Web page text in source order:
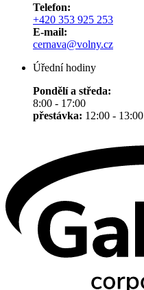
Telefon:
+420 353 925 253
E-mail:
cernava@volny.cz
Úřední hodiny
Pondělí a středa:
8:00 - 17:00
přestávka: 12:00 - 13:00